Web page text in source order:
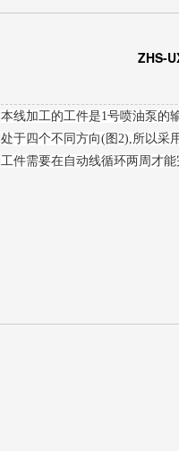
ZHS-
本线加工的工件是1号喷油泵的
处于四个不同方向(图2),所以采
工件需要在自动线循环两周才